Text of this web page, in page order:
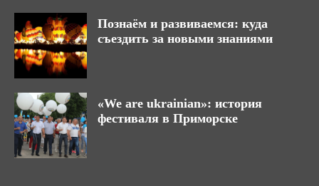
Познаём и развиваемся: куда
съездить за новыми знаниями
«We are ukrainian»: история
фестиваля в Приморске